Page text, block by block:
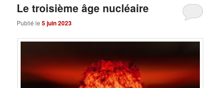
Le troisième âge nucléaire
Publié le5 juin 2023